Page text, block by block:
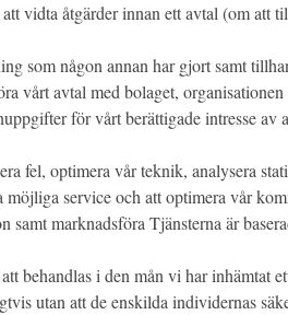
vidta åtgärder innan ett avtal (om att
som någon annan har gjort samt
vårt avtal med bolaget,
för vårt berättigade intresse
fel, optimera vår teknik, analysera
service och att optimera vår
marknadsföra Tjänsterna är
behandlas i den mån vi har inhämtat
utan att de enskilda individernas